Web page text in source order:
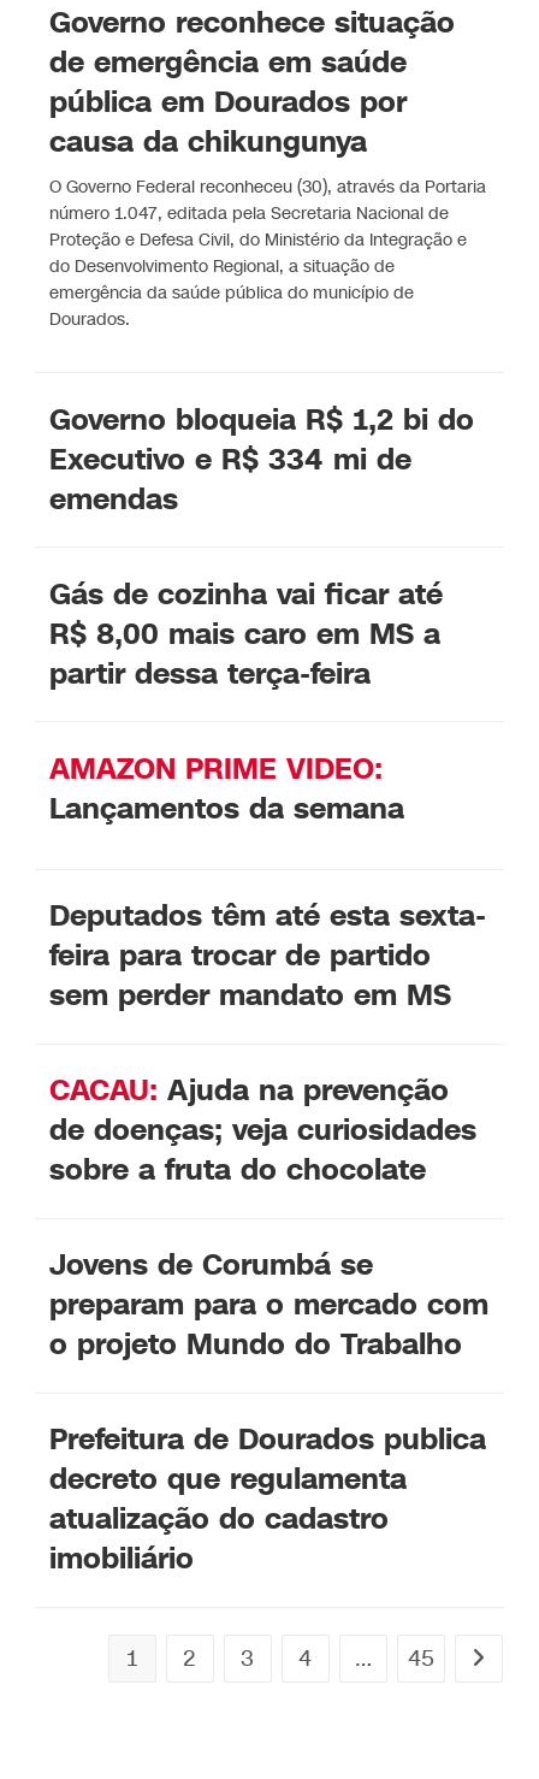
Governo reconhece situação
de emergência em saúde
pública em Dourados por
causa da chikungunya
O Governo Federal reconheceu (30), através da Portaria
número 1.047, editada pela Secretaria Nacional de
Proteção e Defesa Civil, do Ministério da Integração e
do Desenvolvimento Regional, a situação de
emergência da saúde pública do município de
Dourados.
Governo bloqueia R$ 1,2 bi do
Executivo e R$ 334 mi de
emendas
Gás de cozinha vai ficar até
R$ 8,00 mais caro em MS a
partir dessa terça-feira
AMAZON PRIME VIDEO:
Lançamentos da semana
Deputados têm até esta sexta-
feira para trocar de partido
sem perder mandato em MS
CACAU: Ajuda na prevenção
de doenças; veja curiosidades
sobre a fruta do chocolate
Jovens de Corumbá se
preparam para o mercado com
o projeto Mundo do Trabalho
Prefeitura de Dourados publica
decreto que regulamenta
atualização do cadastro
imobiliário
1 2 3 4 … 45